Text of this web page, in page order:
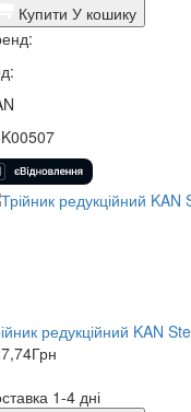
Купити У кошику
редукційний KAN
Грн
1-4 дні